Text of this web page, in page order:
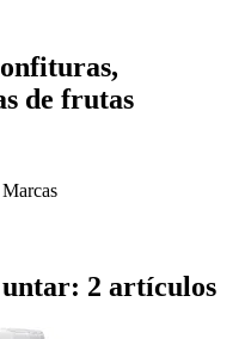
de frutas
Marcas
2 artículos